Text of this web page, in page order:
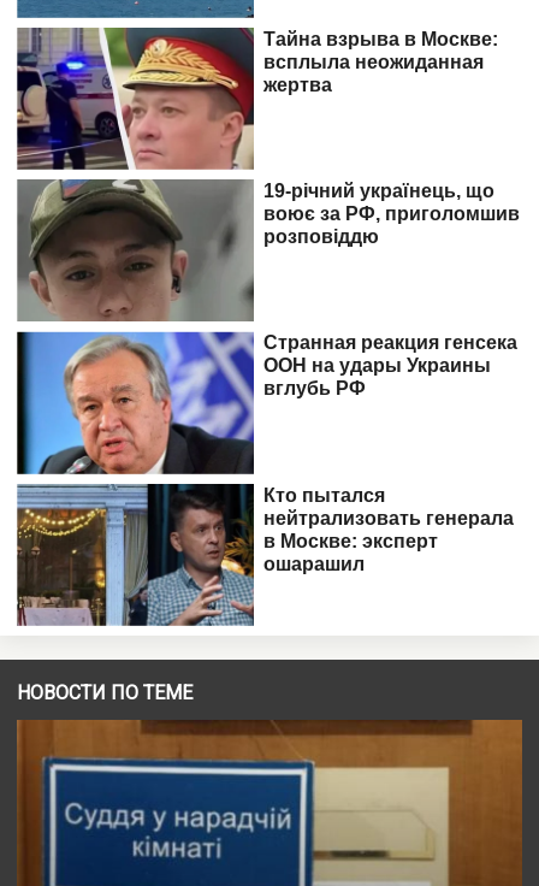
НОВОСТИ ПО ТЕМЕ